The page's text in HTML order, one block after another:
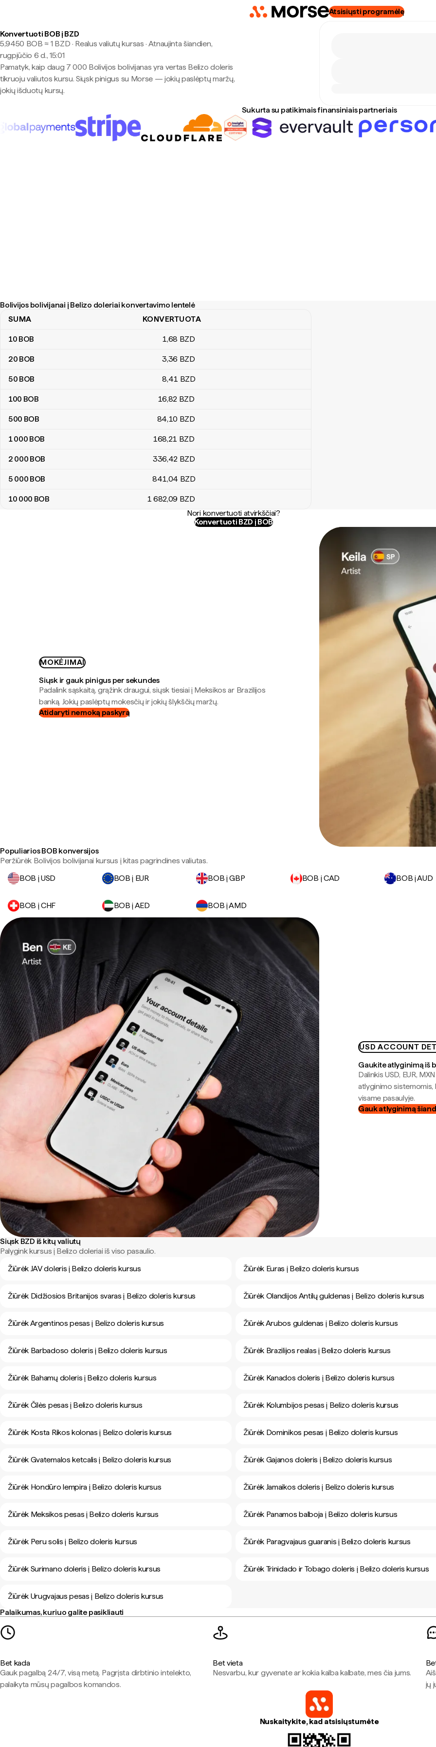
Atsisiųsti programėlę
Konvertuoti BOB į BZD
5,9450 BOB ≈ 1 BZD · Realus valiutų kursas · Atnaujinta šiandien,
rugpjūčio 6 d., 15:01
Pamatyk, kaip daug 7 000 Bolivijos bolivijanas yra vertas Belizo doleris
tikruoju valiutos kursu. Siųsk pinigus su Morse — jokių paslėptų maržų,
jokių išduotų kursų.
Sukurta su patikimais finansiniais partneriais
Bolivijos bolivijanai į Belizo doleriai konvertavimo lentelė
Bolivijos bolivijanai į Belizo doleriai konvertavimo lentelė
SUMA KONVERTUOTA
10 BOB 1,68 BZD
20 BOB 3,36 BZD
50 BOB 8,41 BZD
100 BOB 16,82 BZD
500 BOB 84,10 BZD
1 000 BOB 168,21 BZD
2 000 BOB 336,42 BZD
5 000 BOB 841,04 BZD
10 000 BOB 1 682,09 BZD
Nori konvertuoti atvirkščiai?
Konvertuoti BZD į BOB
MOKĖJIMAI
Siųsk ir gauk pinigus per sekundes
Padalink sąskaitą, grąžink draugui, siųsk tiesiai į Meksikos ar Brazilijos
banką. Jokių paslėptų mokesčių ir jokių šlykščių maržų.
Atidaryti nemoką paskyrą
Populiarios BOB konversijos
Peržiūrėk Bolivijos bolivijanai kursus į kitas pagrindines valiutas.
BOB į USD
BOB į EUR BOB į GBP BOB į CAD BOB į AUD
BOB į CHF BOB į AED BOB į AMD
USD ACCOUNT
Gaukite atlyginimą iš
Dalinkis USD, EUR,
atlyginimo
visame pasaulyje.
Gauk atlyginimą
Siųsk BZD iš kitų valiutų
Palygink kursus į Belizo doleriai iš viso pasaulio.
Žiūrėk JAV doleris į Belizo doleris kursus
Žiūrėk Euras į Belizo doleris kursus
Žiūrėk Didžiosios Britanijos svaras į Belizo doleris kursus Žiūrėk Olandijos Antilų guldenas į Belizo doleris kursus
Žiūrėk Argentinos pesas į Belizo doleris kursus Žiūrėk Arubos guldenas į Belizo doleris kursus
Žiūrėk Barbadoso doleris į Belizo doleris kursus Žiūrėk Brazilijos realas į Belizo doleris kursus
Žiūrėk Bahamų doleris į Belizo doleris kursus Žiūrėk Kanados doleris į Belizo doleris kursus
Žiūrėk Čilės pesas į Belizo doleris kursus Žiūrėk Kolumbijos pesas į Belizo doleris kursus
Žiūrėk Kosta Rikos kolonas į Belizo doleris kursus Žiūrėk Dominikos pesas į Belizo doleris kursus
Žiūrėk Gvatemalos ketcalis į Belizo doleris kursus Žiūrėk Gajanos doleris į Belizo doleris kursus
Žiūrėk Hondūro lempira į Belizo doleris kursus Žiūrėk Jamaikos doleris į Belizo doleris kursus
Žiūrėk Meksikos pesas į Belizo doleris kursus Žiūrėk Panamos balboja į Belizo doleris kursus
Žiūrėk Peru solis į Belizo doleris kursus Žiūrėk Paragvajaus guaranis į Belizo doleris kursus
Žiūrėk Surimano doleris į Belizo doleris kursus Žiūrėk Trinidado ir Tobago doleris į Belizo doleris kursus
Žiūrėk Urugvajaus pesas į Belizo doleris kursus
Palaikumas, kuriuo galite pasikliauti
Bet kada
Gauk pagalbą 24/7, visą metą. Pagrįsta dirbtinio intelekto,
palaikyta mūsų pagalbos komandos.
Bet vieta
Nesvarbu, kur gyvenate ar kokia kalba kalbate, mes čia jums.
jų
Nuskaitykite, kad atsisiųstumėte